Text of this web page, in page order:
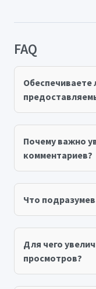
FAQ
Обеспечиваете
Почему важно
комментариев?
Что
Для чего
просмотров?